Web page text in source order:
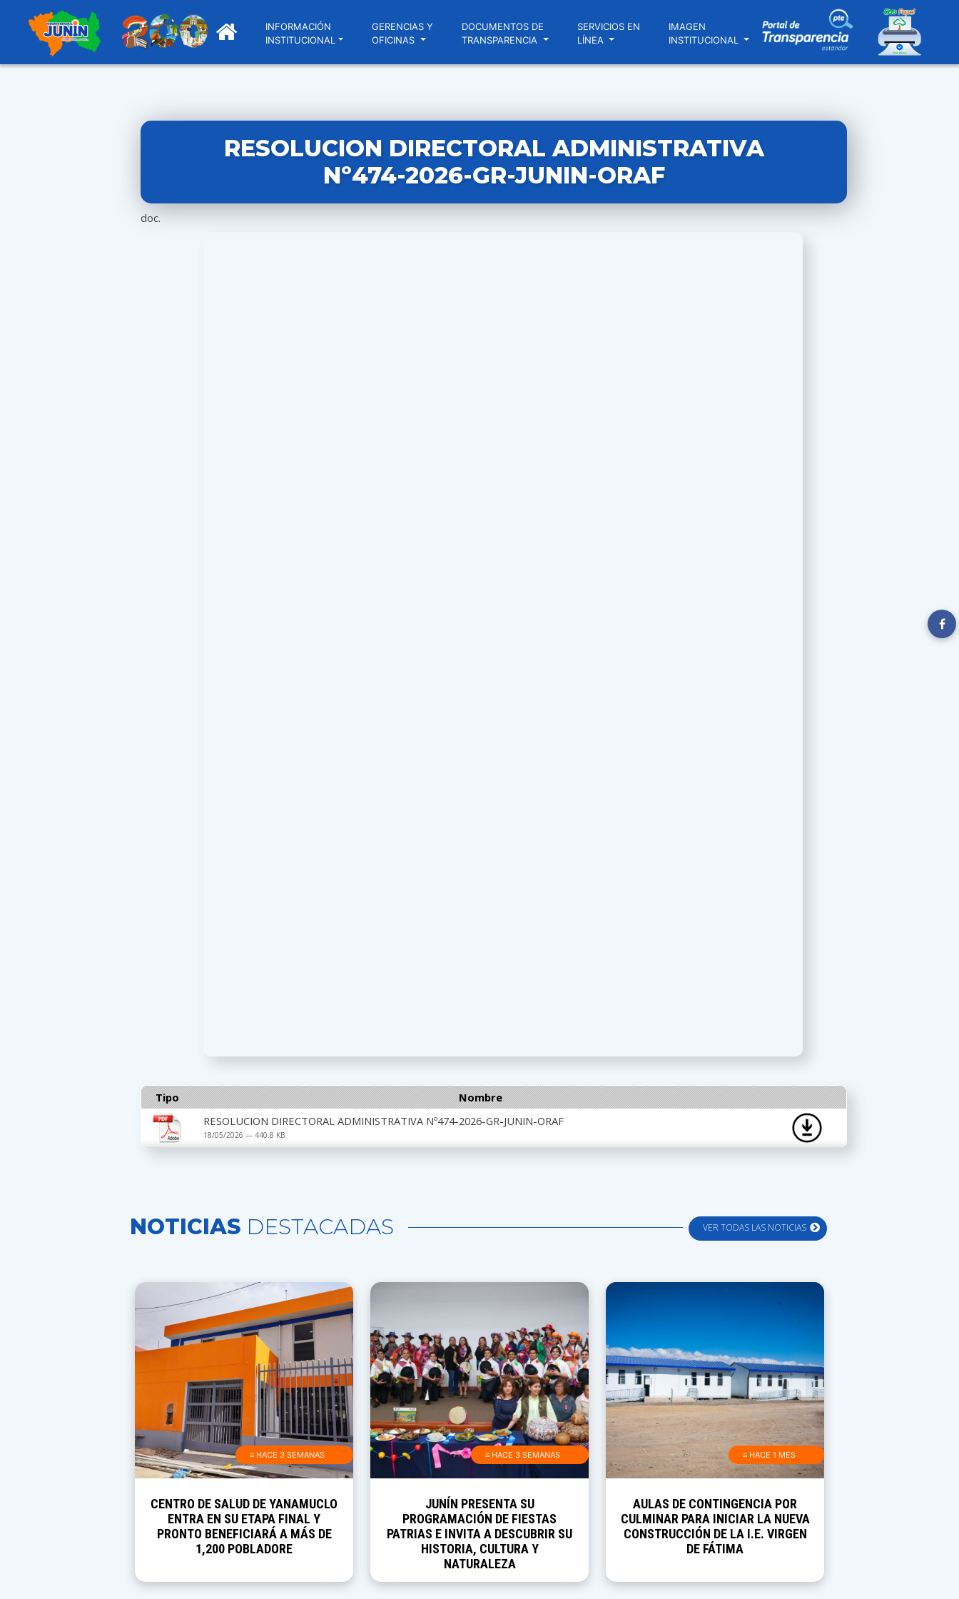
INFORMACIÓN
INSTITUCIONAL
GERENCIAS Y
OFICINAS
DOCUMENTOS DE
TRANSPARENCIA
SERVICIOS EN
LÍNEA
IMAGEN
INSTITUCIONAL
RESOLUCION DIRECTORAL ADMINISTRATIVA
Nº474-2026-GR-JUNIN-ORAF
doc.
Tipo
Nombre
RESOLUCION DIRECTORAL ADMINISTRATIVA Nº474-2026-GR-JUNIN-ORAF
18/05/2026 — 440.8 KB
VER TODAS LAS NOTICIAS
NOTICIAS DESTACADAS
≡ HACE 3 SEMANAS
CENTRO DE SALUD DE YANAMUCLO
ENTRA EN SU ETAPA FINAL Y
PRONTO BENEFICIARÁ A MÁS DE
1,200 POBLADORE
≡ HACE 3 SEMANAS
JUNÍN PRESENTA SU
PROGRAMACIÓN DE FIESTAS
PATRIAS E INVITA A DESCUBRIR SU
HISTORIA, CULTURA Y
NATURALEZA
≡ HACE 1 MES
AULAS DE CONTINGENCIA POR
CULMINAR PARA INICIAR LA NUEVA
CONSTRUCCIÓN DE LA I.E. VIRGEN
DE FÁTIMA